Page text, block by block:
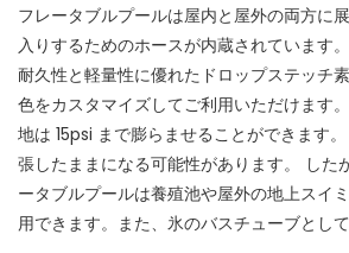
フレータブルプールは屋内と屋外の両方に
入りするためのホースが内蔵されています
耐久性と軽量性に優れたドロップステッチ
色をカスタマイズしてご利用いただけます
地は 15psi まで膨らませることができます
張したままになる可能性があります。 した
ータブルプールは養殖池や屋外の地上スイ
用できます。また、氷のバスチューブとし